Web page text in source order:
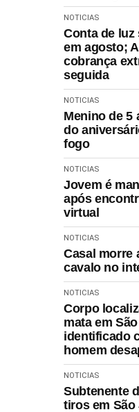
NOTICIAS
Conta de luz
em agosto;
cobrança
seguida
NOTICIAS
Menino de 5
do
fogo
NOTICIAS
Jovem é
após
virtual
NOTICIAS
Casal morre
cavalo no
NOTICIAS
Corpo
mata em
identificado
homem
NOTICIAS
Subtenente
tiros em